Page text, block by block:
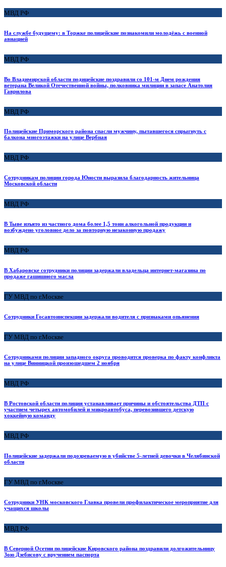
МВД РФ
На службе будущему: в Торжке полицейские познакомили молодёжь с военной
авиацией
МВД РФ
Во Владимирской области подицейские поздравили со 101-м Днем рождения
ветерана Великой Отечественной войны, полковника милиции в запасе Анатолия
Гаврилова
МВД РФ
Полицейские Приморского района спасли мужчину, пытавшегося спрыгнуть с
балкона многоэтажки на улице Вербная
МВД РФ
Сотрудникам полиции города Юности выразила благодарность жительница
Московской области
МВД РФ
В Тыве изъято из частного дома более 1,5 тонн алкогольной продукции и
возбуждено уголовное дело за повторную незаконную продажу
МВД РФ
В Хабаровске сотрудники полиции задержали владельца интернет-магазина по
продаже гашишного масла
ГУ МВД по г.Москве
Сотрудники Госавтоинспекции задержали водителя с признаками опьянения
ГУ МВД по г.Москве
Сотрудниками полиции западного округа проводится проверка по факту конфликта
на улице Винницкой произошедшем 2 ноября
МВД РФ
В Ростовской области полиция устанавливает причины и обстоятельства ДТП с
участием четырех автомобилей и микроавтобуса, перевозившего детскую
хоккейную команду
МВД РФ
Полицейские задержали подозреваемую в убийстве 5-летней девочки в Челябинской
области
ГУ МВД по г.Москве
Сотрудники УНК московского Главка провели профилактическое мероприятие для
учащихся школы
МВД РФ
В Северной Осетии полицейские Кировского района поздравили долгожительницу
Зою Дзебисову с вручением паспорта